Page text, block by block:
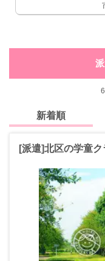
新着順
[派遣]北区の学童